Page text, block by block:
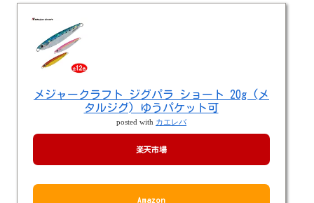
メジャークラフト ジグパラ ショート 20g (メ
タルジグ) ゆうパケット可
posted with カエレバ
楽天市場
Amazon